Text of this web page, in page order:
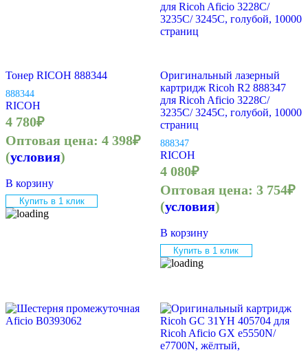
Тонер RICOH 888344
888344
RICOH
4 780₽
Оптовая цена: 4 398₽
(условия)
В корзину
Купить в 1 клик
Оригинальный лазерный
картридж Ricoh R2 888347
для Ricoh Aficio 3228C/
3235C/ 3245C, голубой, 10000
страниц
888347
RICOH
4 080₽
Оптовая цена: 3 754₽
(условия)
В корзину
Купить в 1 клик